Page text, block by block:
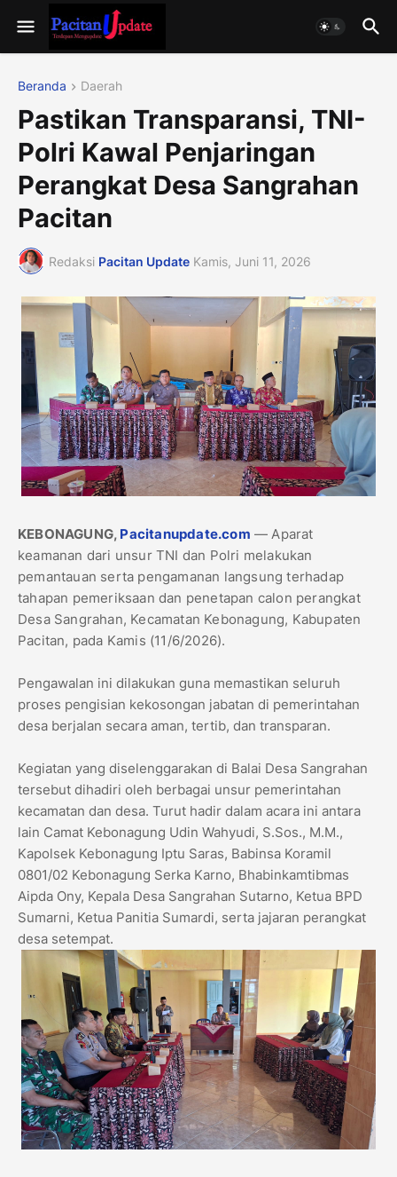
Beranda Daerah
Pastikan Transparansi, TNI-
Polri Kawal Penjaringan
Perangkat Desa Sangrahan
Pacitan
Redaksi Pacitan Update Kamis, Juni 11, 2026
​KEBONAGUNG, Pacitanupdate.com — Aparat
keamanan dari unsur TNI dan Polri melakukan
pemantauan serta pengamanan langsung terhadap
tahapan pemeriksaan dan penetapan calon perangkat
Desa Sangrahan, Kecamatan Kebonagung, Kabupaten
Pacitan, pada Kamis (11/6/2026).
Pengawalan ini dilakukan guna memastikan seluruh
proses pengisian kekosongan jabatan di pemerintahan
desa berjalan secara aman, tertib, dan transparan.
​Kegiatan yang diselenggarakan di Balai Desa Sangrahan
tersebut dihadiri oleh berbagai unsur pemerintahan
kecamatan dan desa. Turut hadir dalam acara ini antara
lain Camat Kebonagung Udin Wahyudi, S.Sos., M.M.,
Kapolsek Kebonagung Iptu Saras, Babinsa Koramil
0801/02 Kebonagung Serka Karno, Bhabinkamtibmas
Aipda Ony, Kepala Desa Sangrahan Sutarno, Ketua BPD
Sumarni, Ketua Panitia Sumardi, serta jajaran perangkat
desa setempat.